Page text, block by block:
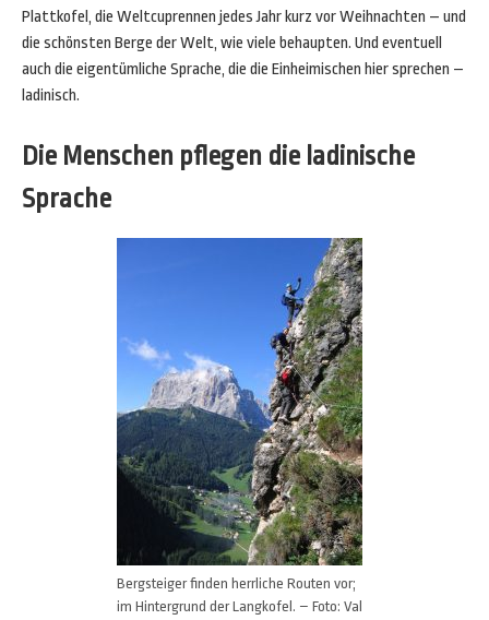
Plattkofel, die Weltcuprennen jedes Jahr kurz vor Weihnachten – und
die schönsten Berge der Welt, wie viele behaupten. Und eventuell
auch die eigentümliche Sprache, die die Einheimischen hier sprechen –
ladinisch.
Die Menschen pflegen die ladinische
Sprache
Bergsteiger finden herrliche Routen vor;
im Hintergrund der Langkofel. – Foto: Val